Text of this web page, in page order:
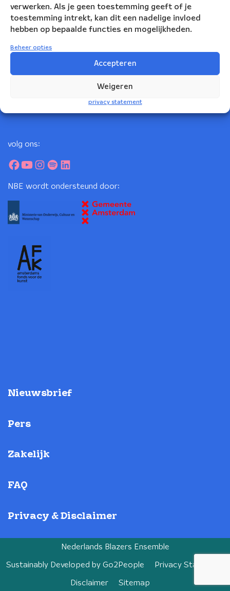
verwerken. Als je geen toestemming geeft of je
toestemming intrekt, kan dit een nadelige invloed
hebben op bepaalde functies en mogelijkheden.
Beheer opties
Accepteren
Weigeren
privacy statement
Korte Leidsedwarsstraat 12
1017 RC Amsterdam
volg ons:
NBE wordt ondersteund door:
Nieuwsbrief
Pers
Zakelijk
FAQ
Privacy & Disclaimer
Nederlands Blazers Ensemble
Sustainably Developed by Go2People Privacy Statement
Disclaimer Sitemap